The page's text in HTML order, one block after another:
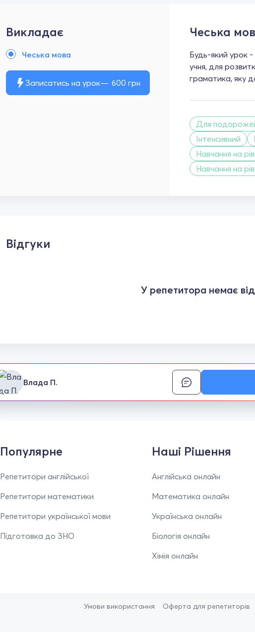
Викладає
Чеська мова
Записатись на урок 600 грн
Чеська
Будь-який урок
учня, для
граматика, яку
Для
Інтенсивний
Навчання на
Навчання на
Відгуки
У репетитора немає
Влада П.
Популярне
Репетитори англійської
Репетитори математики
Репетитори української мови
Підготовка до ЗНО
Наші Рішення
Англійська онлайн
Математика онлайн
Українська онлайн
Біологія онлайн
Хімія онлайн
Умови використання Оферта для репетиторів